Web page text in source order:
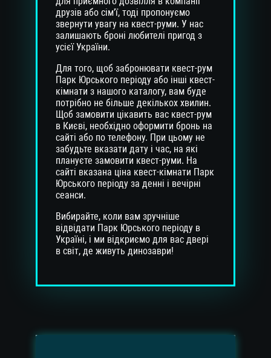
друзів або сім'ї, тоді пропонуємо
звернути увагу на квест-руми. У нас
залишають броні любителі пригод з
усієї України.
Для того, щоб забронювати квест-рум
Парк Юрського періоду або інші квест-
кімнати з нашого каталогу, вам буде
потрібно не більше декількох хвилин.
Щоб замовити цікавить вас квест-рум
в Києві, необхідно оформити бронь на
сайті або по телефону. При цьому не
забудьте вказати дату і час, на які
плануєте замовити квест-руми. На
сайті вказана ціна квест-кімнати Парк
Юрського періоду за денні і вечірні
сеанси.
Вибирайте, коли вам зручніше
відвідати Парк Юрського періоду в
Україні, і ми відкриємо для вас двері
в світ, де живуть динозаври!